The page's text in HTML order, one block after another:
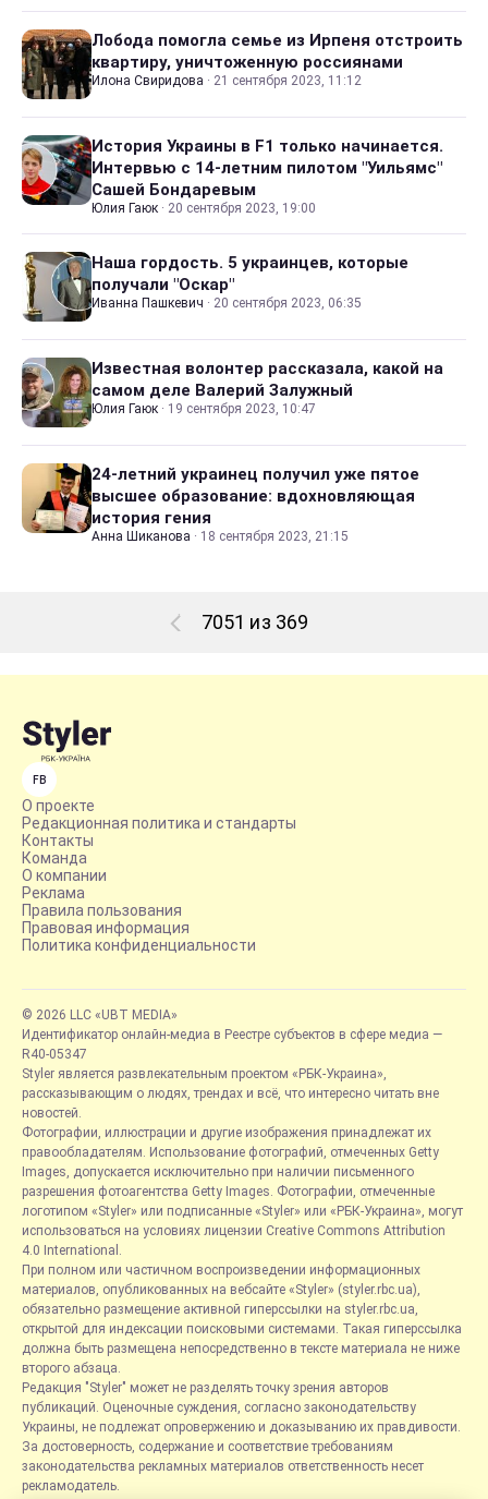
Лобода помогла семье из Ирпеня отстроить
квартиру, уничтоженную россиянами
Илона Свиридова · 21 сентября 2023, 11:12
История Украины в F1 только начинается.
Интервью с 14-летним пилотом "Уильямс"
Сашей Бондаревым
Юлия Гаюк · 20 сентября 2023, 19:00
Наша гордость. 5 украинцев, которые
получали "Оскар"
Иванна Пашкевич · 20 сентября 2023, 06:35
Известная волонтер рассказала, какой на
самом деле Валерий Залужный
Юлия Гаюк · 19 сентября 2023, 10:47
24-летний украинец получил уже пятое
высшее образование: вдохновляющая
история гения
Анна Шиканова · 18 сентября 2023, 21:15
7051 из 369
FB
О проекте
Редакционная политика и стандарты
Контакты
Команда
О компании
Реклама
Правила пользования
Правовая информация
Политика конфиденциальности
© 2026 LLC «UBT MEDIA»
Идентификатор онлайн-медиа в Реестре субъектов в сфере медиа —
R40-05347
Styler является развлекательным проектом «РБК-Украина»,
рассказывающим о людях, трендах и всё, что интересно читать вне
новостей.
Фотографии, иллюстрации и другие изображения принадлежат их
правообладателям. Использование фотографий, отмеченных Getty
Images, допускается исключительно при наличии письменного
разрешения фотоагентства Getty Images. Фотографии, отмеченные
логотипом «Styler» или подписанные «Styler» или «РБК-Украина», могут
использоваться на условиях лицензии Creative Commons Attribution
4.0 International.
При полном или частичном воспроизведении информационных
материалов, опубликованных на вебсайте «Styler» (styler.rbc.ua),
обязательно размещение активной гиперссылки на styler.rbc.ua,
открытой для индексации поисковыми системами. Такая гиперссылка
должна быть размещена непосредственно в тексте материала не ниже
второго абзаца.
Редакция "Styler" может не разделять точку зрения авторов
публикаций. Оценочные суждения, согласно законодательству
Украины, не подлежат опровержению и доказыванию их правдивости.
За достоверность, содержание и соответствие требованиям
законодательства рекламных материалов ответственность несет
рекламодатель.